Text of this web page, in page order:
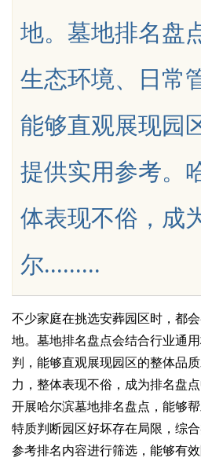
uz
Bo
地。墓地排名盘
生态环境、日常
能够直观展现园
提供实用参考。
体表现不俗，成
尔.........
不少家庭在挑选安葬园区时，都
地。墓地排名盘点会结合行业通
判，能够直观展现园区的整体品
力，整体表现不俗，成为排名盘
开展哈尔滨墓地排名盘点，能够
特质判断园区好坏存在局限，综
参考排名内容进行筛选，能够有